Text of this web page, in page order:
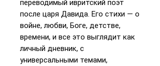
переводимый ивритский поэт
после царя Давида. Его стихи — о
войне, любви, Боге, детстве,
времени, и все это выглядит как
личный дневник, с
универсальными темами,